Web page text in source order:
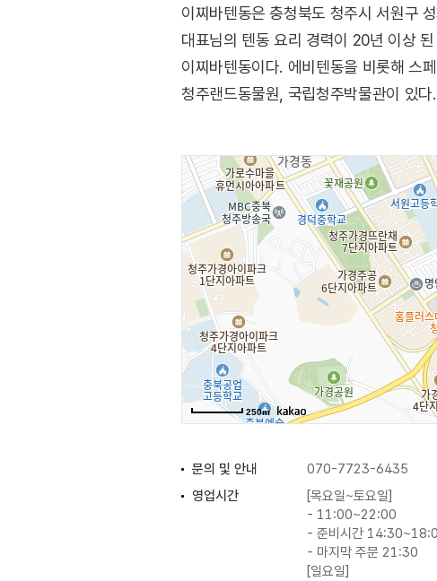
이찌바텐동은 충청북도 청주시 서원구
대표님의 텐동 요리 경력이 20년 이상
이찌바텐동이다. 에비텐동을 비롯해 스
청주랜드동물원, 국립청주박물관이 있다.
250m
문의 및 안내 070-7723-6435
영업시간
[목요일~토요일]
- 11:00~22:00
- 준비시간
- 마지막 주문 21:30
[일요일]